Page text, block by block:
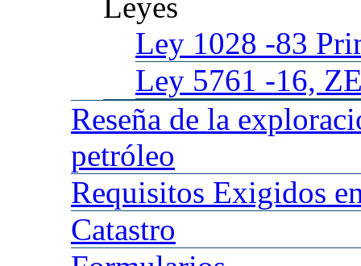
Ley 1028 -83
Ley 5761 -16,
Reseña de la
petróleo
Requisitos Exigidos
Catastro